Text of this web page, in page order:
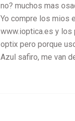
no? muchos mas
Yo compre los mios
www.ioptica.es y los
optix pero porque
Azul safiro, me van